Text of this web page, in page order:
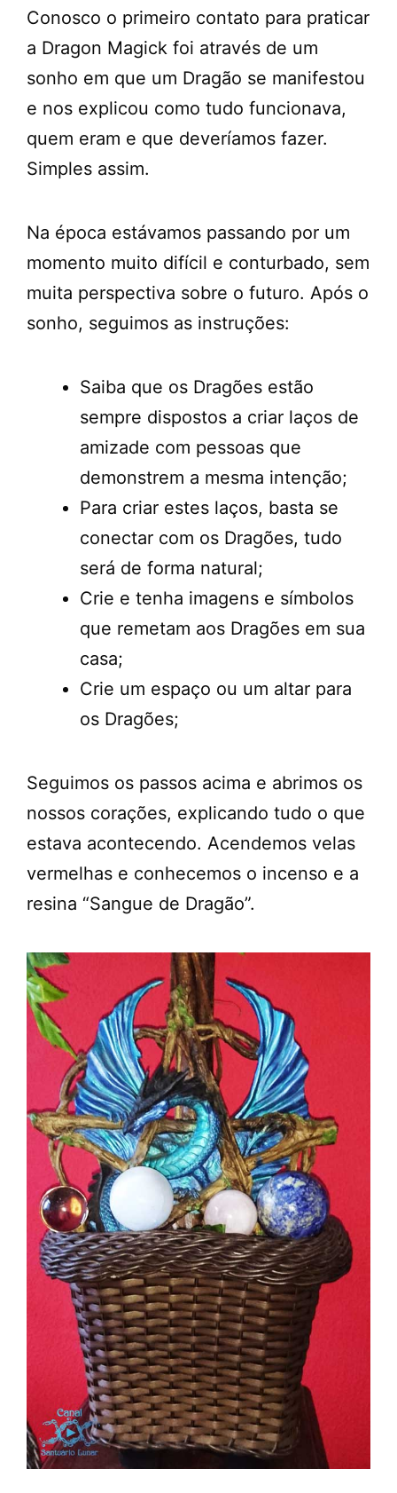
Conosco o primeiro contato para praticar
a Dragon Magick foi através de um
sonho em que um Dragão se manifestou
e nos explicou como tudo funcionava,
quem eram e que deveríamos fazer.
Simples assim.
Na época estávamos passando por um
momento muito difícil e conturbado, sem
muita perspectiva sobre o futuro. Após o
sonho, seguimos as instruções:
Saiba que os Dragões estão
sempre dispostos a criar laços de
amizade com pessoas que
demonstrem a mesma intenção;
Para criar estes laços, basta se
conectar com os Dragões, tudo
será de forma natural;
Crie e tenha imagens e símbolos
que remetam aos Dragões em sua
casa;
Crie um espaço ou um altar para
os Dragões;
Seguimos os passos acima e abrimos os
nossos corações, explicando tudo o que
estava acontecendo. Acendemos velas
vermelhas e conhecemos o incenso e a
resina “Sangue de Dragão”.